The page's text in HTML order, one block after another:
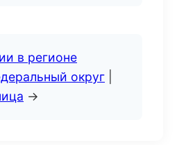
в регионе
округ
→